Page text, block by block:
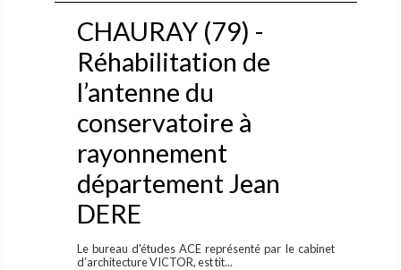
CHAURAY (79) -
Réhabilitation de
l’antenne du
conservatoire à
rayonnement
département Jean
DERE
Le bureau d'études ACE représenté par le cabinet
d’architecture VICTOR, est tit...